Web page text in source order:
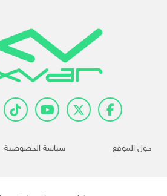
حول الموقع سياسة الخصوصية